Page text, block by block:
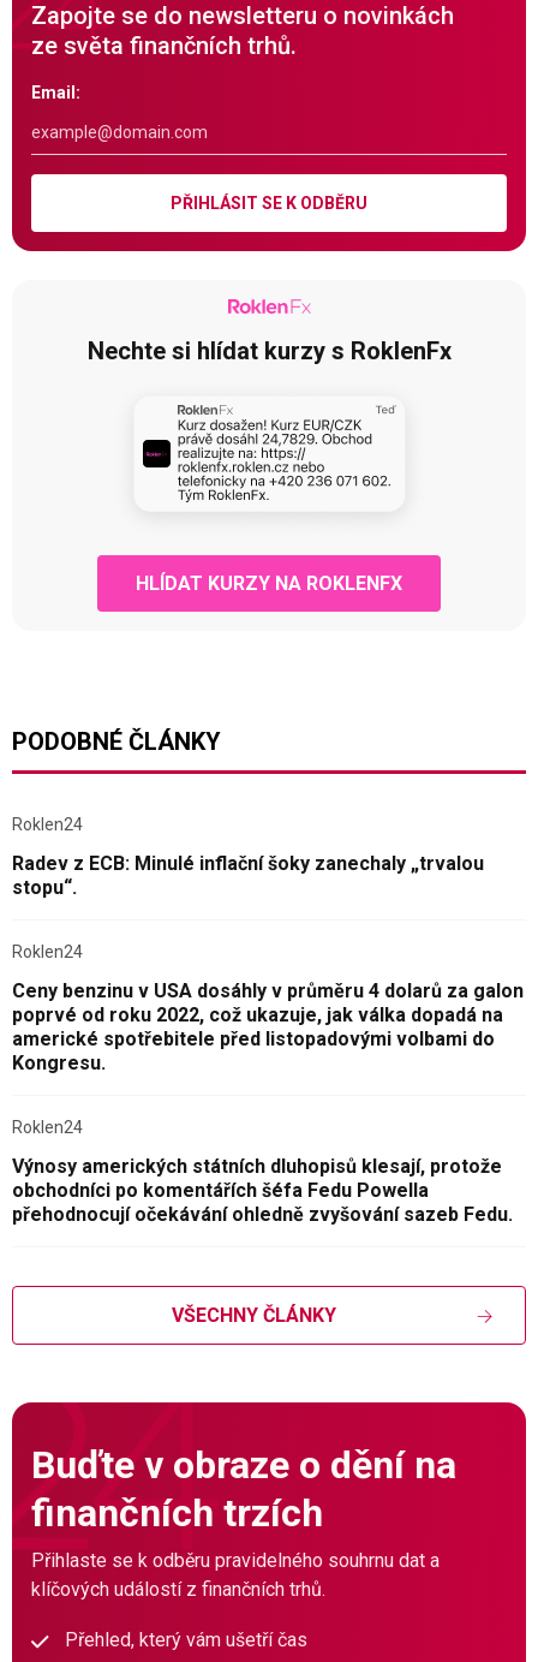
Zapojte se do newsletteru o novinkách
ze světa finančních trhů.
Email:
PŘIHLÁSIT SE K ODBĚRU
Nechte si hlídat kurzy s RoklenFx
HLÍDAT KURZY NA ROKLENFX
PODOBNÉ ČLÁNKY
Roklen24
Radev z ECB: Minulé inflační šoky zanechaly „trvalou
stopu“.
Roklen24
Ceny benzinu v USA dosáhly v průměru 4 dolarů za galon
poprvé od roku 2022, což ukazuje, jak válka dopadá na
americké spotřebitele před listopadovými volbami do
Kongresu.
Roklen24
Výnosy amerických státních dluhopisů klesají, protože
obchodníci po komentářích šéfa Fedu Powella
přehodnocují očekávání ohledně zvyšování sazeb Fedu.
VŠECHNY ČLÁNKY
Buďte v obraze o dění na
finančních trzích
Přihlaste se k odběru pravidelného souhrnu dat a
klíčových událostí z finančních trhů.
Přehled, který vám ušetří čas